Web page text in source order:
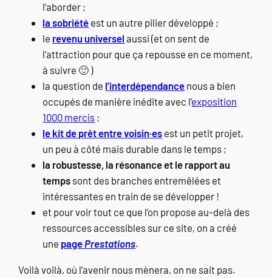
l’aborder ;
la sobriété est un autre pilier développé ;
le revenu universel aussi (et on sent de
l’attraction pour que ça repousse en ce moment,
à suivre 🙂 )
la question de l’interdépendance nous a bien
occupés de manière inédite avec l’exposition
1000 mercis ;
le kit de prêt entre voisin·es est un petit projet,
un peu à côté mais durable dans le temps ;
la robustesse, la résonance et le rapport au
temps sont des branches entremêlées et
intéressantes en train de se développer !
et pour voir tout ce que l’on propose au-delà des
ressources accessibles sur ce site, on a créé
une page Prestations.
Voilà voilà, où l’avenir nous mènera, on ne sait pas.